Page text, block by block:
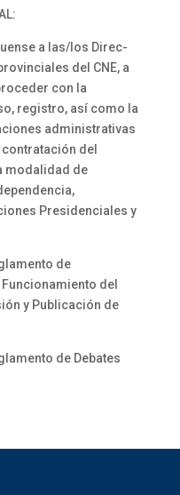
a las/los Direc-
del CNE, a
con la
registro, así como la
administrativas
del
modalidad de
Presidenciales y
de
del
y Publicación de
de Debates